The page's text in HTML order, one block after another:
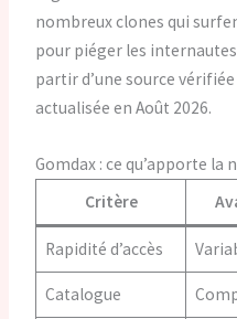
nombreux clones qui
pour piéger les
partir d’une source
actualisée en Août 2026.
Gomdax : ce qu’apporte la
Critère
Rapidité d’accès
Catalogue